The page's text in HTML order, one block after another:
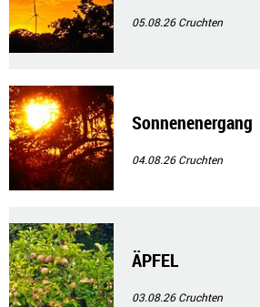
05.08.26Cruchten
Sonnenenergang
04.08.26Cruchten
ÄPFEL
03.08.26Cruchten